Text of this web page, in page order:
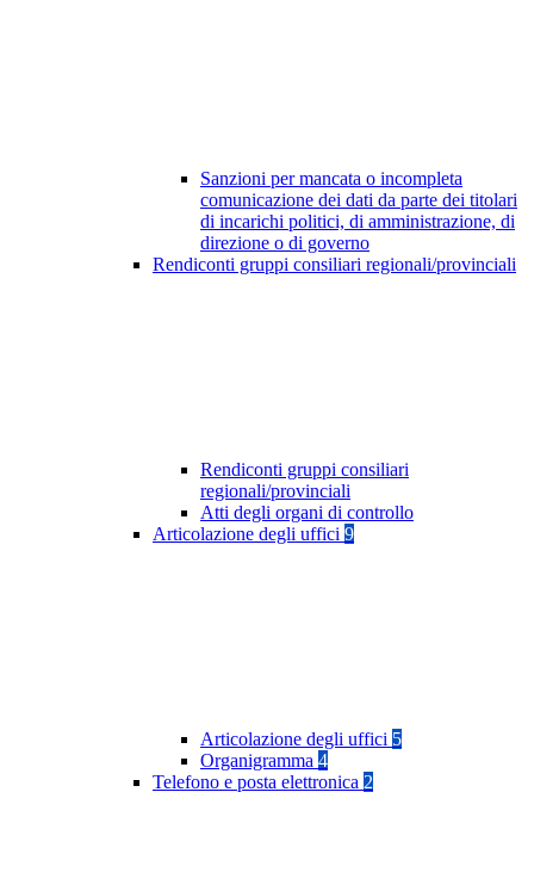
Sanzioni per mancata o incompleta
comunicazione dei dati da parte dei titolari
di incarichi politici, di amministrazione, di
direzione o di governo
Rendiconti gruppi consiliari regionali/provinciali
Rendiconti gruppi consiliari
regionali/provinciali
Atti degli organi di controllo
Articolazione degli uffici 9
Articolazione degli uffici 5
Organigramma 4
Telefono e posta elettronica 2